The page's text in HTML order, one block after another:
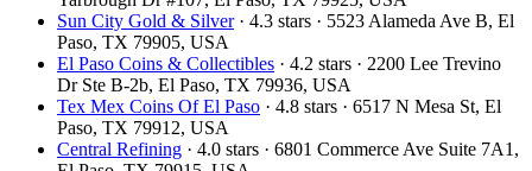
Sun City Gold & Silver· 4.3 stars · 5523 Alameda Ave B, El
Paso, TX 79905, USA
El Paso Coins & Collectibles · 4.2 stars · 2200 Lee Trevino
Dr Ste B-2b, El Paso, TX 79936, USA
Tex Mex Coins Of El Paso · 4.8 stars · 6517 N Mesa St, El
Paso, TX 79912, USA
Central Refining · 4.0 stars · 6801 Commerce Ave Suite 7A1,